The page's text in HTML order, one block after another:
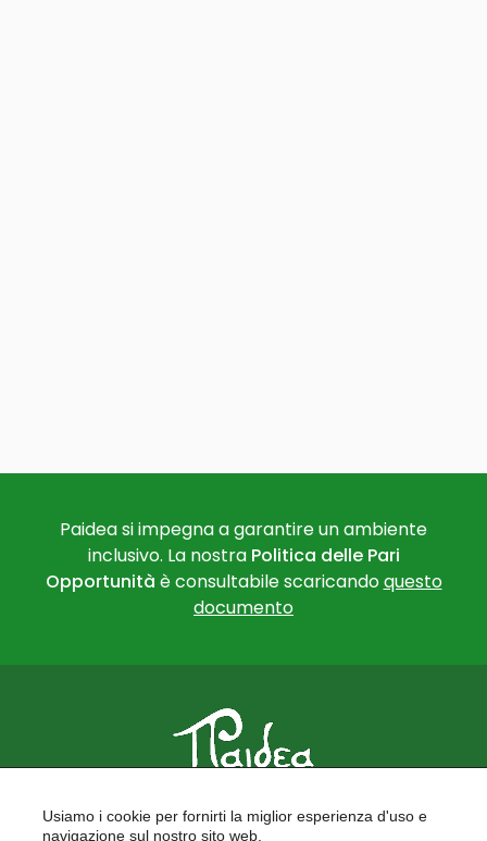
Paidea si impegna a garantire un ambiente
inclusivo. La nostra Politica delle Pari
Opportunità è consultabile scaricandoquesto
documento
FORMAZIONE PER LE SCUOLE
Usiamo i cookie per fornirti la miglior esperienza d'uso e
navigazione sul nostro sito web.